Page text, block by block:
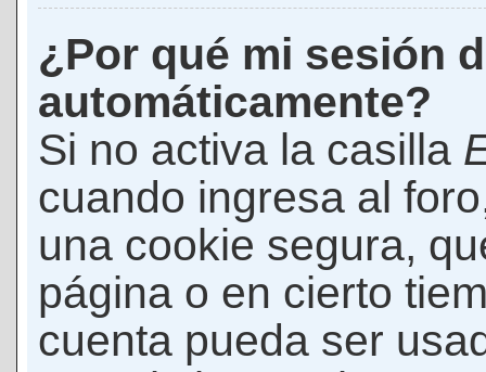
¿Por qué mi sesión
automáticamente?
Si no activa la casilla
cuando ingresa al
una cookie segura,
página o en cierto
cuenta pueda ser